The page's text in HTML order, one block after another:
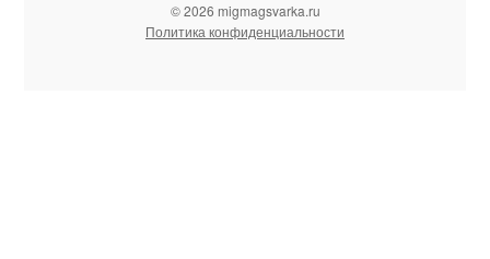
© 2026 migmagsvarka.ru
Политика конфиденциальности